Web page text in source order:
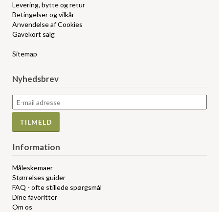
Levering, bytte og retur
Betingelser og vilkår
Anvendelse af Cookies
Gavekort salg
Sitemap
Nyhedsbrev
Information
Måleskemaer
Størrelses guider
FAQ - ofte stillede spørgsmål
Dine favoritter
Om os